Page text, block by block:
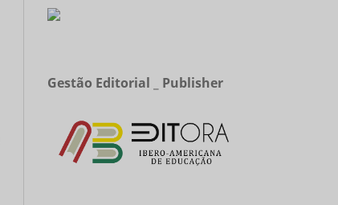
Gestão Editorial _ Publisher